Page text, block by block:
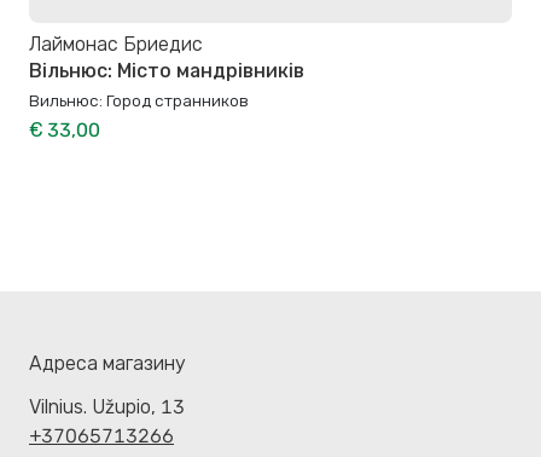
Лаймонас Бриедис
Вільнюс: Місто мандрівників
Вильнюс: Город странников
€ 33,00
Адреса магазину
Vilnius. Užupio, 13
+37065713266